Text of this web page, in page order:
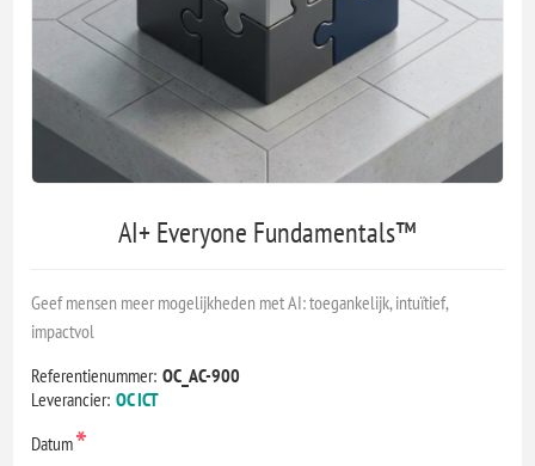
AI+ Everyone Fundamentals™
Geef mensen meer mogelijkheden met AI: toegankelijk, intuïtief,
impactvol
Referentienummer: OC_AC-900
Leverancier: OC ICT
Datum*